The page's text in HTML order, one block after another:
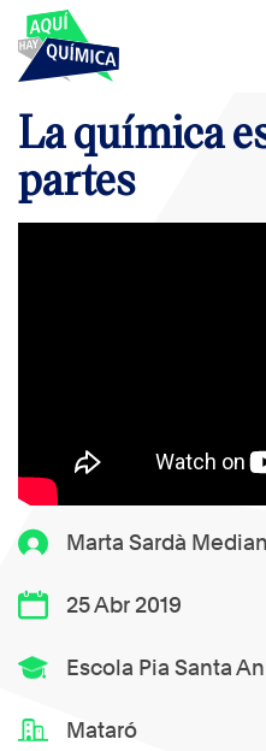
Marta Sardà
25 Abr 2019
Escola Pia Santa
Mataró
La química
partes